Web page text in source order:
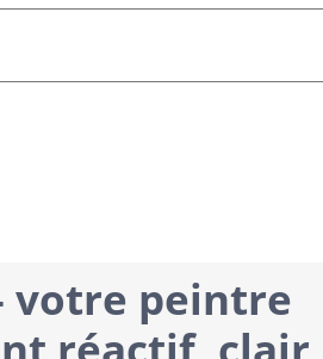
votre peintre